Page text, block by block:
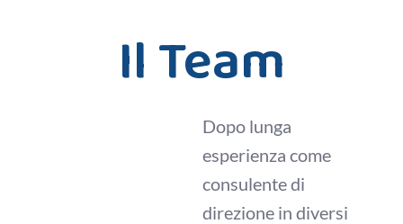
Il Team
Dopo lunga
esperienza come
consulente di
direzione in diversi